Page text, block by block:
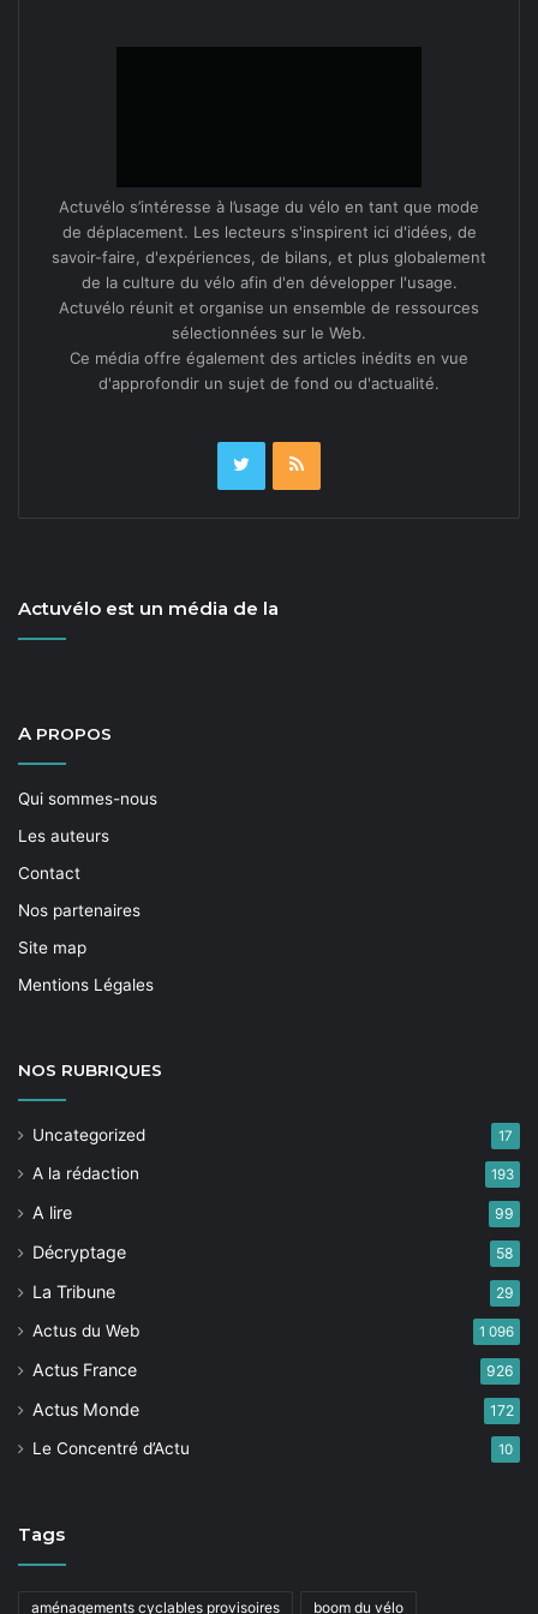
Au vu de la flam­bée des adhé­sions depuis le10
novem­bre, on attendait lors de l’assemblée générale
annuelle de l’association le 31 jan­vi­er une afflu­ence
record, qui risque bien de dépass­er « seule­ment deux
per­son­nes » et qui sera prob­a­ble­ment fon­da­trice du
renou­veau tant atten­du du vélo à Mont­pel­li­er et sa
La dynamique vélo est lancée et cer­tains et cer­taines
Un article à lire aussi dans
Tags
manifestation cycliste
Actuvélo s’intéresse à l’usage du vélo en tant que mode
de déplacement. Les lecteurs s'inspirent ici d'idées, de
savoir-faire, d'expériences, de bilans, et plus globalement
de la culture du vélo afin d'en développer l'usage.
Actuvélo réunit et organise un ensemble de ressources
sélectionnées sur le Web.
Ce média offre également des articles inédits en vue
d'approfondir un sujet de fond ou d'actualité.
Actuvélo est un média de la
A PROPOS
Qui sommes-nous
Les auteurs
Contact
Nos partenaires
Site map
Mentions Légales
NOS RUBRIQUES
Uncategorized 17
A la rédaction 193
A lire 99
Décryptage 58
La Tribune 29
Actus du Web 1 096
Actus France 926
Actus Monde 172
Le Concentré d’Actu 10
Tags
aménagements cyclables provisoires boom du vélo